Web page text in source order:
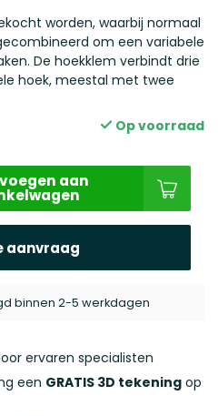
worden, waarbij normaal
om een variabele
De hoekklem verbindt drie
hoek, meestal met twee
Op voorraad
aan
aanvraag
binnen 2-5 werkdagen
ervaren specialisten
een GRATIS 3D tekening op